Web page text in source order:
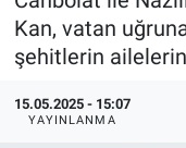
Kan, vatan
şehitlerin
15.05.2025 - 15:07
YAYINLANMA